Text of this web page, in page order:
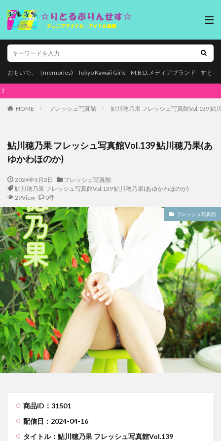
おもいで。（memories) Tokyo Kawaii Girls M.B.D.メディアブランド すとろ
HOME フレッシュ写真館 鮎川穂乃果 フレッシュ写真館Vol.139 鮎
鮎川穂乃果 フレッシュ写真館Vol.139 鮎川穂乃果(あ
ゆかわほのか)
2024年5月2日
フレッシュ写真館
鮎川穂乃果 フレッシュ写真館Vol.139 鮎川穂乃果(あゆかわほのか)
29View
0件
フレッシュ写真館
商品ID：31501
配信日：2024-04-16
タイトル：鮎川穂乃果 フレッシュ写真館Vol.139